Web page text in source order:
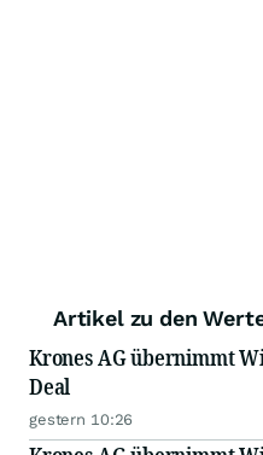
Artikel zu den
Krones AG übernimmt
Deal
gestern 10:26